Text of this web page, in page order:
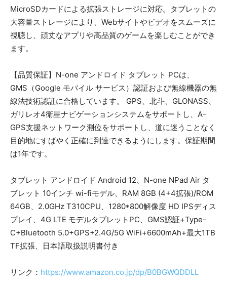
MicroSDカードによる拡張ス​​トレージに対応。タブレットの
大容量ストレージにより、Webサイトやビデオをスムーズに
視聴し、頑丈なアプリや高品質のゲームを楽しむことができ
ます。
【品質保証】N-one アンドロイド タブレット PCは、
GMS（Google モバイル サービス）認証および無線機器の無
線法技術認証に合格しています。 GPS、北斗、GLONASS、
ガリレオ4衛星ナビゲーションシステムをサポートし、A-
GPS支援ネットワーク測位をサポートし、道に迷うことなく
目的地にすばやく正確に到達できるようにします。保証期間
は1年です。
タブレット アンドロイド Android 12、N-one NPad Air タ
ブレット 10インチ wi-fiモデル、RAM 8GB (4+4拡張)/ROM
64GB、2.0GHz T310CPU、1280*800解像度 HD IPSディス
プレイ、4G LTE モデルタブレットPC、GMS認証+Type-
C+Bluetooth 5.0+GPS+2.4G/5G WiFi+6600mAh+最大1TB
TF拡張、日本語取扱説明書付き
リンク： https://www.amazon.co.jp/dp/B0BGWQDDLL